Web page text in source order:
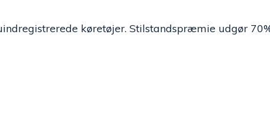
køretøjer. Stilstandspræmie udgør